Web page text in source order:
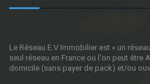
Le Réseau E.V Immobilier est « un
seul réseau en France ou l'on peut être
domicile (sans payer de pack) et/ou